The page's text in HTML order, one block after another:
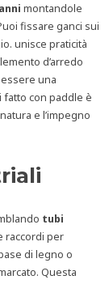
montandole
fissare ganci sui
unisce praticità
d’arredo
una
fatto con paddle è
e l’impegno
tubi
raccordi per
di legno o
Questa